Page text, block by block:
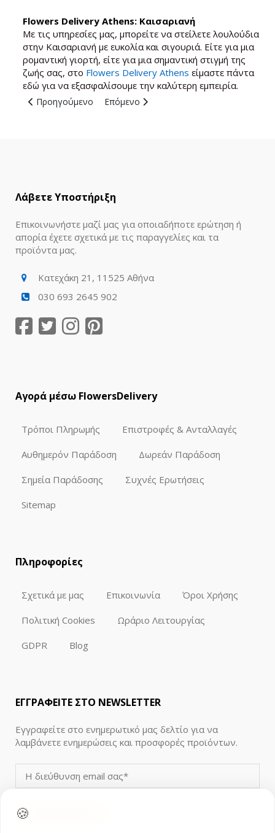
Flowers Delivery Athens: Καισαριανή
Με τις υπηρεσίες μας, μπορείτε να στείλετε λουλούδια
στην Καισαριανή με ευκολία και σιγουριά. Είτε για μια
ρομαντική γιορτή, είτε για μια σημαντική στιγμή της
ζωής σας, στο Flowers Delivery Athens είμαστε πάντα
εδώ για να εξασφαλίσουμε την καλύτερη εμπειρία.
Προηγούμενο άρθρο: Ανθοπωλεία Παγκράτι: Αποστολή
Προηγούμενο Επόμενο άρθρο: Ανθοπωλεία Καρέας:
Επόμενο
Λάβετε Υποστήριξη
Επικοινωνήστε μαζί μας για οποιαδήποτε ερώτηση ή
απορία έχετε σχετικά με τις παραγγελίες και τα
προϊόντα μας.
Κατεχάκη 21, 11525 Αθήνα
030 693 2645 902
🍪
Αγορά μέσω FlowersDelivery
Τρόποι Πληρωμής Επιστροφές & Ανταλλαγές
Αυθημερόν Παράδοση Δωρεάν Παράδοση
Σημεία Παράδοσης Συχνές Ερωτήσεις
Sitemap
Πληροφορίες
Σχετικά με μας Επικοινωνία Όροι Χρήσης
Πολιτική Cookies Ωράριο Λειτουργίας
GDPR Blog
ΕΓΓΡΑΦΕΙΤΕ ΣΤΟ NEWSLETTER
Εγγραφείτε στο ενημερωτικό μας δελτίο για να
λαμβάνετε ενημερώσεις και προσφορές προϊόντων.